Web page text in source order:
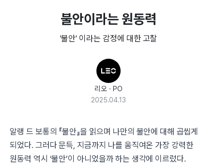
불안이라는 원동력
'불안' 이라는 감정에 대한 고찰
리오 · PO
2025.04.13
알랭 드 보통의 『불안』을 읽으며 나만의 불안에 대해 곱씹게
되었다. 그러다 문득, 지금까지 나를 움직여온 가장 강력한
원동력 역시 ‘불안’이 아니었을까 하는 생각에 이르렀다.